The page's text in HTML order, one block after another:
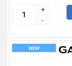
+
-
+
-